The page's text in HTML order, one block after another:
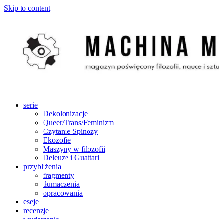
Skip to content
serie
Dekolonizacje
Queer/Trans/Feminizm
Czytanie Spinozy
Ekozofie
Maszyny w filozofii
Deleuze i Guattari
przybliżenia
fragmenty
tłumaczenia
opracowania
eseje
recenzje